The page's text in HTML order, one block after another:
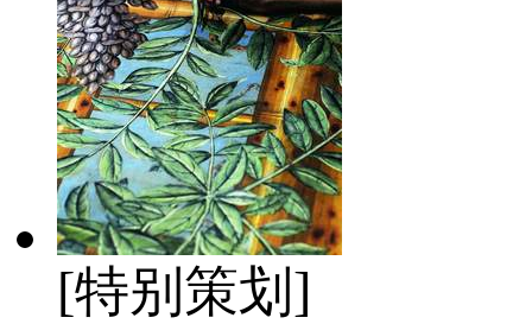
[特别策划]